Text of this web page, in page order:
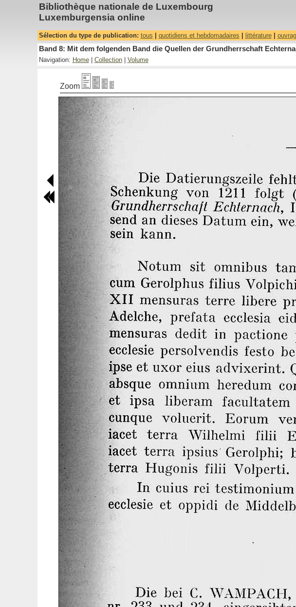
Bibliothèque nationale de Luxembourg
Luxemburgensia online
Sélection du type de publication: tous quotidiens et hebdomadaires littérature|
Band 8: Mit dem folgenden Band die Quellen der Grundherrschaft
Navigation: Home| Collection| Volume
Zoom